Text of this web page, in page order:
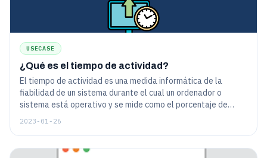
USECASE
¿Qué es el tiempo de actividad?
El tiempo de actividad es una medida informática de la
fiabilidad de un sistema durante el cual un ordenador o
sistema está operativo y se mide como el porcentaje de
tiempo.
2023-01-26